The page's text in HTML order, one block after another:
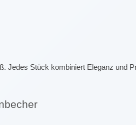
Stück kombiniert Eleganz und